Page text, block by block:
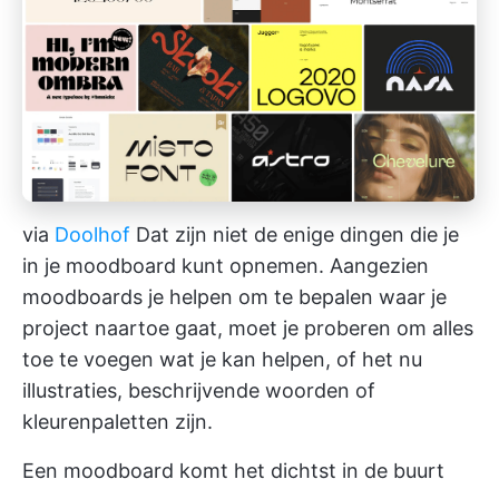
via Doolhof Dat zijn niet de enige dingen die je
in je moodboard kunt opnemen. Aangezien
moodboards je helpen om te bepalen waar je
project naartoe gaat, moet je proberen om alles
toe te voegen wat je kan helpen, of het nu
illustraties, beschrijvende woorden of
kleurenpaletten zijn.
Een moodboard komt het dichtst in de buurt